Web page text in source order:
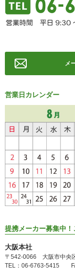
メ
営業日カレンダー
提携メーカー募集中
大阪本社
〒542-0066 大阪市中央
TEL：06-6763-5415